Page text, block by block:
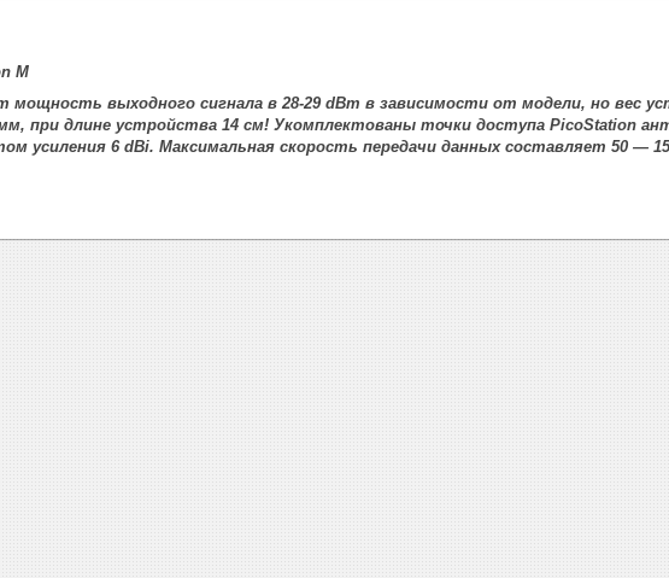
M
мощность выходного сигнала в 28-29 dBm в зависимости от модели, но вес
при длине устройства 14 см! Укомплектованы точки доступа PicoStation
усиления 6 dBi. Максимальная скорость передачи данных составляет 50 —